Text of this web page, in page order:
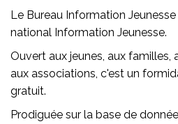
Le Bureau Information
national Information Jeunesse.
Ouvert aux jeunes, aux familles,
aux associations, c'est un
gratuit.
Prodiguée sur la base de